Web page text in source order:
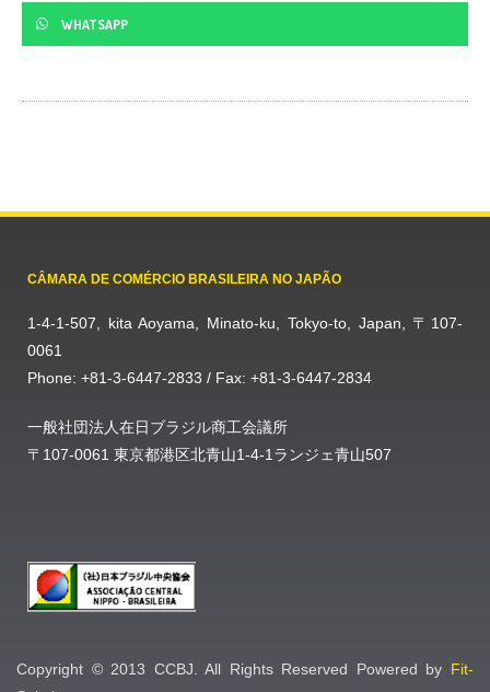
WHATSAPP
CÂMARA DE COMÉRCIO BRASILEIRA NO JAPÃO
1-4-1-507, kita Aoyama, Minato-ku, Tokyo-to, Japan, 〒107-
0061
Phone: +81-3-6447-2833 / Fax: +81-3-6447-2834
一般社団法人在日ブラジル商工会議所
〒107-0061 東京都港区北青山1-4-1ランジェ青山507
Copyright © 2013 CCBJ. All Rights Reserved Powered by Fit-